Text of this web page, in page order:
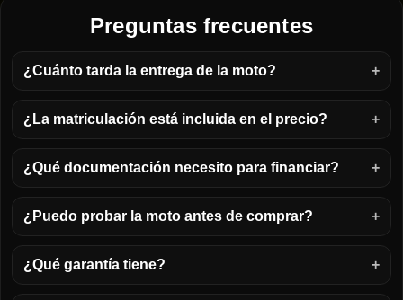
Preguntas frecuentes
¿Cuánto tarda la entrega de la moto?
¿La matriculación está incluida en el precio?
¿Qué documentación necesito para financiar?
¿Puedo probar la moto antes de comprar?
¿Qué garantía tiene?